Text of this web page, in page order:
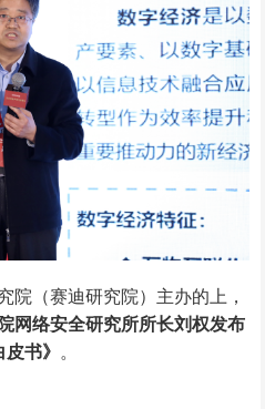
院（赛迪研究院）主办的上，
网络安全研究所所长刘权发布
书》 。